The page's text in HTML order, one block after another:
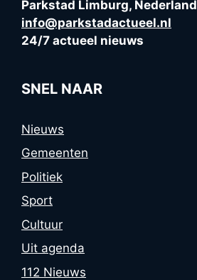
Parkstad Limburg, Nederland
info@parkstadactueel.nl
24/7 actueel nieuws
SNEL NAAR
Nieuws
Gemeenten
Politiek
Sport
Cultuur
Uit agenda
112 Nieuws